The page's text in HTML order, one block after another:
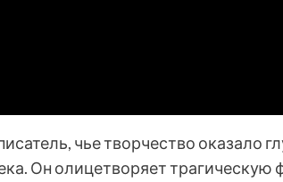
чье творчество оказало
Он олицетворяет трагическую